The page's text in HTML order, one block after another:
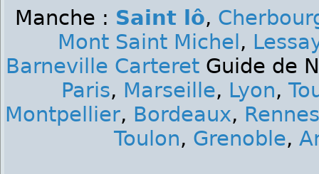
Manche : Saint lô,
Mont Saint Michel ,
Barneville CarteretGuide de
Paris, Marseille, Lyon,
Montpellier, Bordeaux, Rennes
Toulon, Grenoble,